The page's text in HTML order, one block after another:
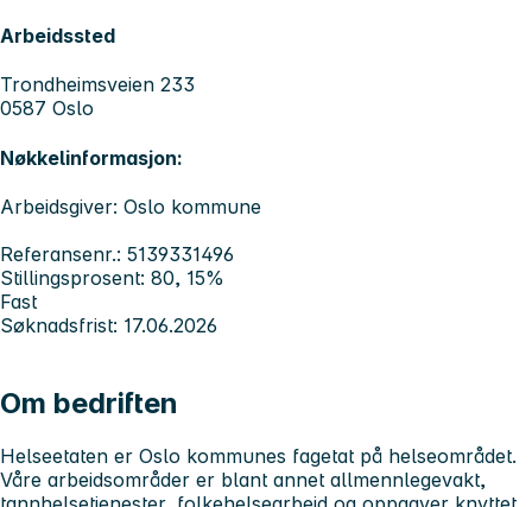
Arbeidssted
Trondheimsveien 233
0587 Oslo
Nøkkelinformasjon:
Arbeidsgiver: Oslo kommune
Referansenr.: 5139331496
Stillingsprosent: 80, 15%
Fast
Søknadsfrist: 17.06.2026
Om bedriften
Helseetaten er Oslo kommunes fagetat på helseområdet.
Våre arbeidsområder er blant annet allmennlegevakt,